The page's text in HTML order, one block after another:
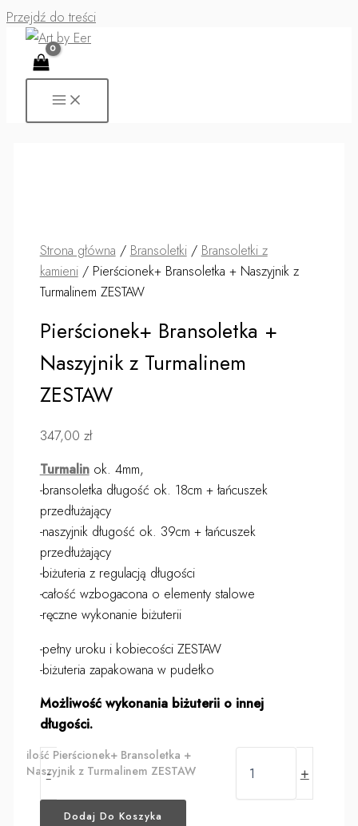
Przejdź do treści
Strona główna / Bransoletki/ Bransoletki z
kamieni/ Pierścionek+ Bransoletka + Naszyjnik z
Turmalinem ZESTAW
Pierścionek+ Bransoletka +
Naszyjnik z Turmalinem
ZESTAW
347,00 zł
Turmalin ok. 4mm,
-bransoletka długość ok. 18cm + łańcuszek
przedłużający
-naszyjnik długość ok. 39cm + łańcuszek
przedłużający
-biżuteria z regulacją długości
-całość wzbogacona o elementy stalowe
-ręczne wykonanie biżuterii
-pełny uroku i kobiecości ZESTAW
-biżuteria zapakowana w pudełko
Możliwość wykonania biżuterii o innej
długości.
-
ilość Pierścionek+ Bransoletka +
Naszyjnik z Turmalinem ZESTAW
+
Dodaj Do Koszyka